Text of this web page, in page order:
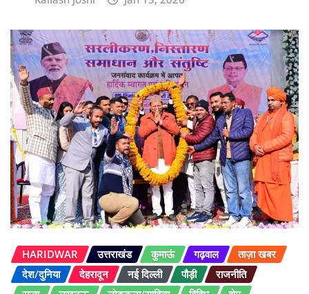
HARIDWAR उत्तराखंड कुमाऊं गढ़वाल
ताज़ा खबर
देश/दुनिया
देहरादून नई दिल्ली पौड़ी
राजनीति